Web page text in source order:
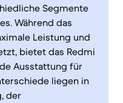
Segmente
Während das
Leistung und
bietet das Redmi
Ausstattung für
liegen in
der